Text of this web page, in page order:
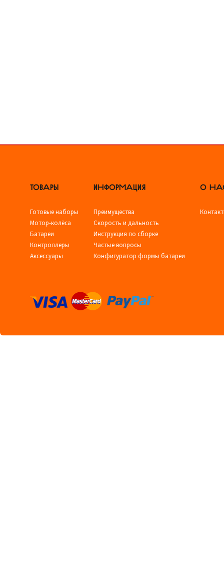
ТОВАРЫ
Готовые наборы
Мотор-колёса
Батареи
Контроллеры
Аксессуары
ИНФОРМАЦИЯ
Преимущества
Скорость и дальность
Инструкция по сборке
Частые вопросы
Конфигуратор формы батареи
О